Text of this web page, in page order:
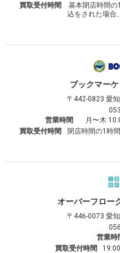
買取受付時間
基本閉店時間
込をされた場合
ブックマーケ
〒442-0823 愛
営業時間
月〜木
買取受付時間
閉店時間の1時
オーバーフロー
〒446-0073 愛
営業時
買取受付時間